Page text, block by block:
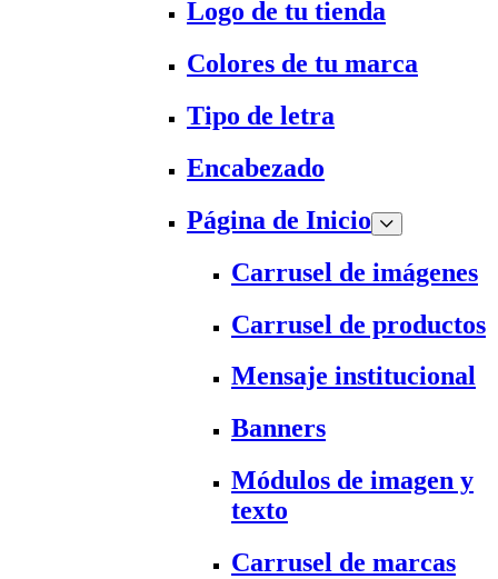
Logo de tu tienda
Colores de tu marca
Tipo de letra
Encabezado
Página de Inicio
Carrusel de imágenes
Carrusel de productos
Mensaje institucional
Banners
Módulos de imagen y
texto
Carrusel de marcas